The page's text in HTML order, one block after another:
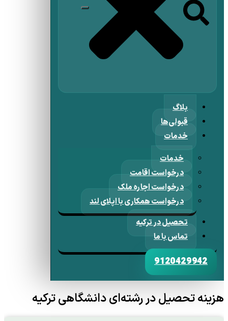
بلاگ
قبولی‌ها
خدمات
خدمات
درخواست اقامت
درخواست اجاره ملک
درخواست همکاری با اپلای لند
تحصیل در ترکیه
تماس با ما
9120429942
هزینه تحصیل در رشته‌ای دانشگاهی ترکیه